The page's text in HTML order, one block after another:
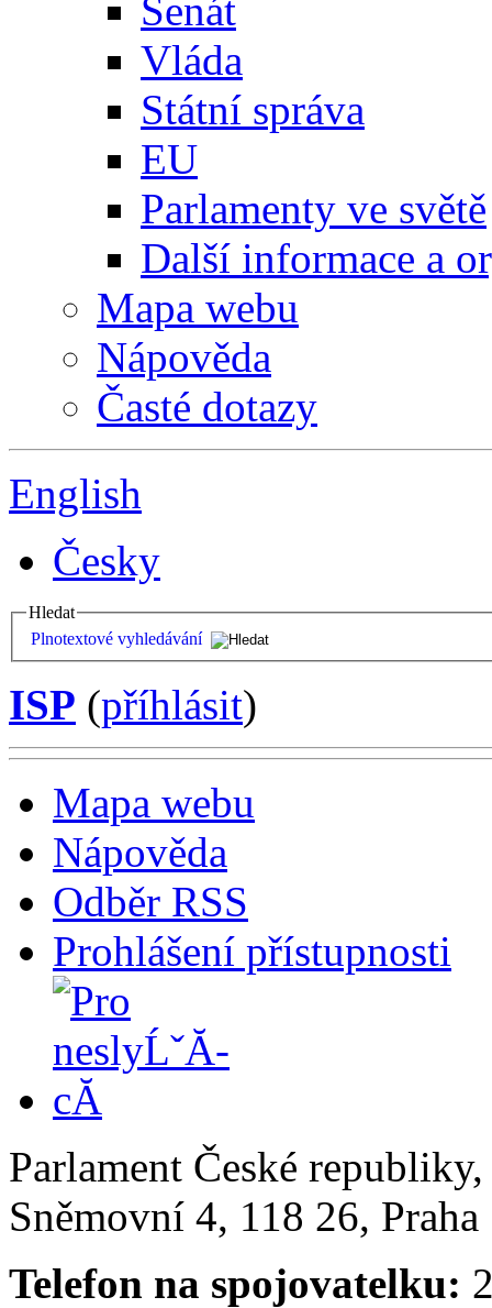
Senát
Vláda
Státní správa
EU
Parlamenty ve světě
Další informace a
Mapa webu
Nápověda
Časté dotazy
English
Česky
Hledat
Plnotextové vyhledávání
ISP (příhlásit)
Mapa webu
Nápověda
Odběr RSS
Prohlášení přístupnosti
Parlament České
Sněmovní 4, 118 26,
Telefon na spojovatelku: